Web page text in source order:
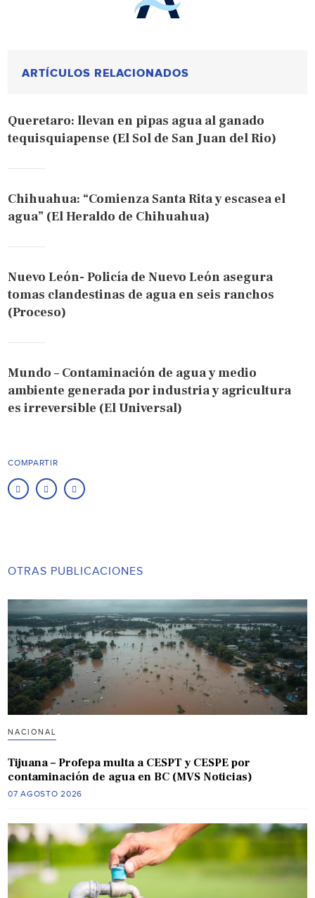
ARTÍCULOS RELACIONADOS
Queretaro: llevan en pipas agua al ganado
tequisquiapense (El Sol de San Juan del Rio)
Chihuahua: “Comienza Santa Rita y escasea el
agua” (El Heraldo de Chihuahua)
Nuevo León- Policía de Nuevo León asegura
tomas clandestinas de agua en seis ranchos
(Proceso)
Mundo – Contaminación de agua y medio
ambiente generada por industria y agricultura
es irreversible (El Universal)
COMPARTIR
OTRAS PUBLICACIONES
NACIONAL
Tijuana – Profepa multa a CESPT y CESPE por
contaminación de agua en BC (MVS Noticias)
07 AGOSTO 2026